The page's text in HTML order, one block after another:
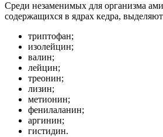
Среди незаменимых для организма
содержащихся в ядрах кедра,
триптофан;
изолейцин;
валин;
лейцин;
треонин;
лизин;
метионин;
фенилаланин;
аргинин;
гистидин.